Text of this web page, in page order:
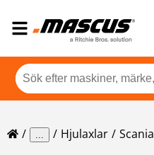
... Hjulaxlar Scania